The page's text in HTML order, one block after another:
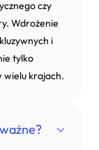
czy
Wdrożenie
i
tylko
wielu krajach.